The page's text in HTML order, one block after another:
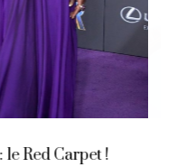
le vrai Starter Pack